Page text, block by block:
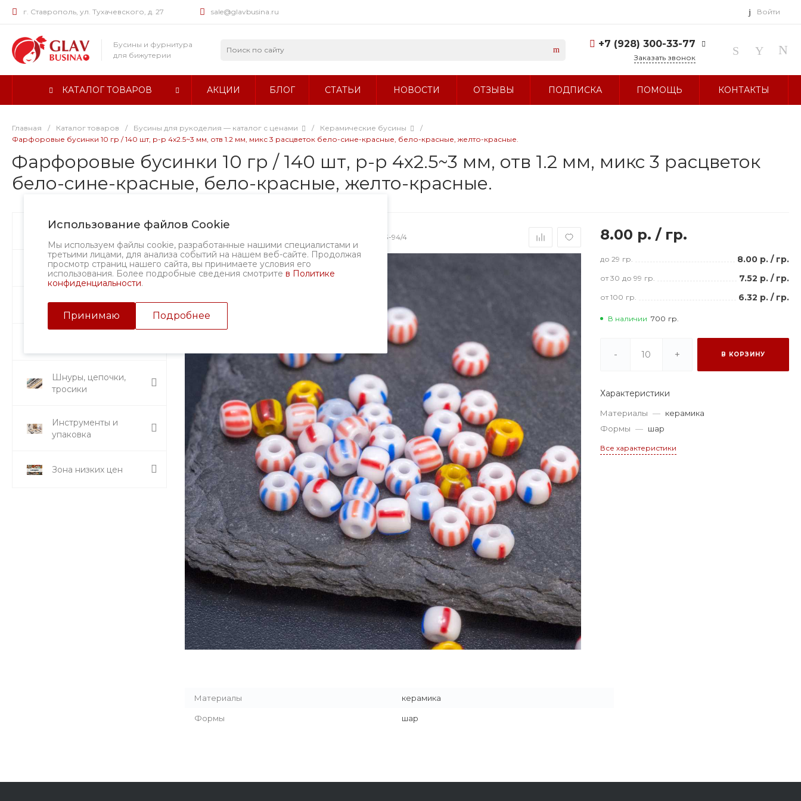
г. Ставрополь, ул. Тухачевского, д. 27 sale@glavbusina.ru Войти
Бусины и фурнитура
для бижутерии
+7 (928) 300-33-77
г. Ставрополь, ул.
Заказать звонок
КАТАЛОГ ТОВАРОВ АКЦИИ БЛОГ СТАТЬИ НОВОСТИ ОТЗЫВЫ ПОДПИСКА ПОМОЩЬ КОНТАКТЫ
Главная / Каталог товаров / Бусины для рукоделия — каталог с ценами / Керамические бусины
/
Фарфоровые бусинки 10 гр / 140 шт, р-р 4x2.5~3 мм, отв 1.2 мм, микс 3 расцветок бело-сине-красные, бело-красные, желто-красные.
Фарфоровые бусинки 10 гр / 140 шт, р-р 4x2.5~3 мм, отв 1.2 мм, микс 3 расцветок
бело-сине-красные, бело-красные, желто-красные.
Использование файлов Cookie
Мы используем файлы cookie, разработанные нашими специалистами и
третьими лицами, для анализа событий на нашем веб-сайте. Продолжая
просмотр страниц нашего сайта, вы принимаете условия его
использования. Более подробные сведения смотрите в Политике
конфиденциальности.
Принимаю Подробнее
Бусины
Фурнитура
Подвески и кулоны
Шнуры, цепочки,
тросики
Инструменты и
упаковка
Зона низких цен
1733-94/4 8.00 р./ гр.
до 29 гр. 8.00 р. / гр.
от 30 до 99 гр. 7.52 р. / гр.
от 100 гр. 6.32 р. / гр.
В наличии 700 гр.
- + В КОРЗИНУ
Характеристики
Материалы — керамика
Формы — шар
Все характеристики
Материалы керамика
Формы шар